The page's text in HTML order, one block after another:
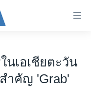
นเอเชียตะวัน
ำคัญ 'Grab'